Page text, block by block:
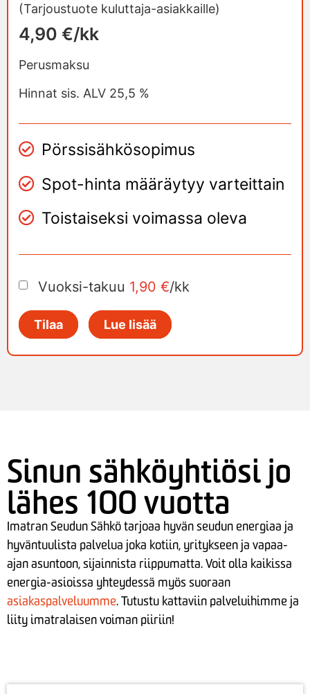
(Tarjoustuote kuluttaja-asiakkaille)
4,90 €/kk
Perusmaksu
Hinnat sis. ALV 25,5 %
Pörssisähkösopimus
Spot-hinta määräytyy varteittain
Toistaiseksi voimassa oleva
Vuoksi-takuu 1,90 €/kk
Tilaa Lue lisää
Sinun sähköyhtiösi jo
lähes 100 vuotta
Imatran Seudun Sähkö tarjoaa hyvän seudun energiaa ja
hyväntuulista palvelua joka kotiin, yritykseen ja vapaa-
ajan asuntoon, sijainnista riippumatta. Voit olla kaikissa
energia-asioissa yhteydessä myös suoraan
asiakaspalveluumme.Tutustu kattaviin palveluihimme ja
liity imatralaisen voiman piiriin!